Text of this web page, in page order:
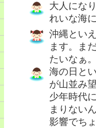
大人にな
れいな海
沖縄とい
ます。ま
たいなぁ
海の日と
が山並み
少年時代
まりない
影響でち